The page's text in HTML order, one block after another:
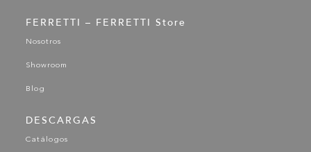
FERRETTI – FERRETTI Store
Nosotros
Showroom
Blog
DESCARGAS
Catálogos